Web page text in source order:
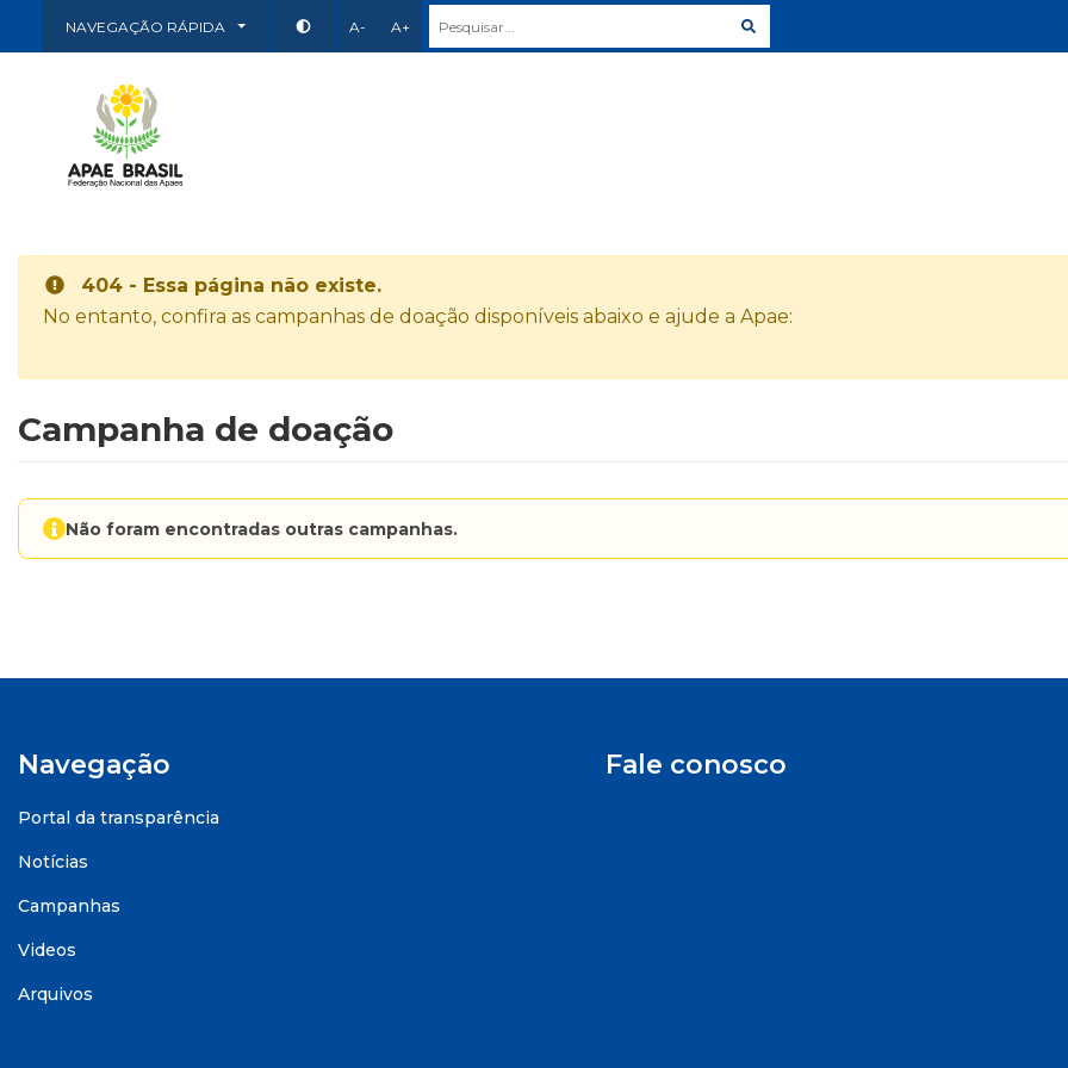
NAVEGAÇÃO RÁPIDA A- A+
404 - Essa página não existe.
No entanto, confira as campanhas de doação disponíveis abaixo e ajude a Apae:
Campanha de doação
Não foram encontradas outras campanhas.
Navegação
Portal da transparência
Notícias
Campanhas
Videos
Arquivos
Fale conosco